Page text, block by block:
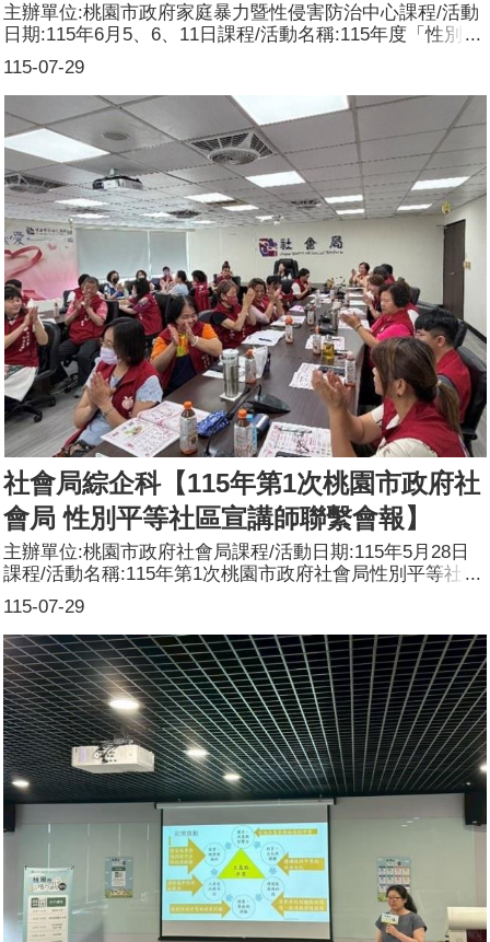
115-07-29
主辦單位:桃園市政府家庭暴力暨性侵害防治中心課程/活動
日期:115年6月5、6、11日課程/活動名稱:115年度「性別暴
力防治影像巡迴影展」課程/活動對象:社工及一般社會大眾
辦理形式:邀請社會大眾共同觀賞《失樂園》、《家好月
圓》，映後舉辦座談會，與觀眾一同探討性影像防治相關議
題。課程/活動簡介(大綱):《失樂園》以育幼院為故事背
景，透過社工、院童及離院青年的三條故事線，描繪兒少在
成長過程中面臨的霸凌、創傷、家庭失功能及犯罪誘惑等議
題，也呈現社工陪伴、支持與保護的角色，探討在逆境中如
何重新找回希望與人生方向。 《家好月圓》以母親過世後
的一場喪葬為開端，透過家庭成員間的衝突與對話，探討探
討家庭結構、性別權力以及童年創傷等主題，希望能夠貼近
觀眾的生活經驗，思考暴力及權力的分配與解決。參加人
數:共188人，分別為男性：40人；女性：148人，其他：0
人。講師資料:6月11日場次(1)姓名：賴月蜜(2)職稱：國立
臺灣師範大學社工所兼任副教授
社會局綜企科【115年第1次桃園市政府社
會局 性別平等社區宣講師聯繫會報】
115-07-29
主辦單位:桃園市政府社會局課程/活動日期:115年5月28日
課程/活動名稱:115年第1次桃園市政府社會局性別平等社區
宣講師聯繫會報課程/活動對象:桃園市政府社會局性別平等
社區宣講師辦理形式:經驗分享、專題講座及綜合座談等課
程/活動簡介(大綱):邀集社會局性平宣講師進行經驗交流與
案例分享，回顧114年度宣講執行情形及推動成果。針對
115年度「高齡與退休生活性別議題」宣導主軸進行說明，
包含年度目標、辦理期程、重點方向、預期執行方式。說明
宣講場次規範、成果彙整、資料填報及續任審核等行政事
項，協助宣講師掌握制度調整方向，持續精進本市性別平等
宣導工作成效。參加人數 共31人，分別為男性：4人；女
性：27人，其他：0人。講師資料:第1位(1) 姓名：林惠華
(2) 職稱：桃園市政府社會局綜合企劃科科長第2位(1)
姓名：張真瑀(2) 職稱：桃園市政府社會局綜合企劃科社